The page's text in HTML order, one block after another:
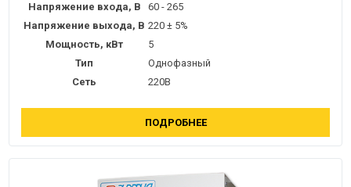
Напряжение входа, В
60 - 265
Напряжение выхода, В 220 ± 5%
Мощность, кВт
5
Тип
Однофазный
Сеть
220В
ПОДРОБНЕЕ